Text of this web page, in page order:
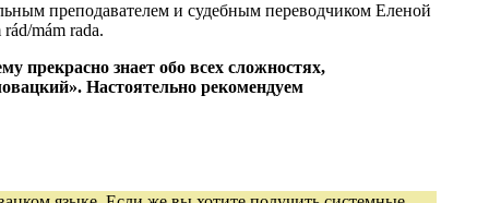
преподавателем и судебным переводчиком Еленой
mám rada.
прекрасно знает обо всех сложностях,
Настоятельно рекомендуем